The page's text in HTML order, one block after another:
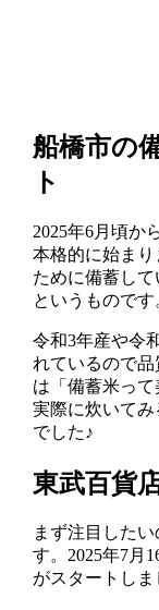
船橋市の
ト
2025年6月頃か
本格的に始ま
ために備蓄し
というものです
令和3年産や令
れているので
は「備蓄米って
実際に炊いて
でした♪
東武百貨
まず注目した
す。2025年7月
がスタートしま